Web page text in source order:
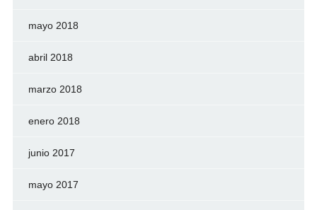
mayo 2018
abril 2018
marzo 2018
enero 2018
junio 2017
mayo 2017